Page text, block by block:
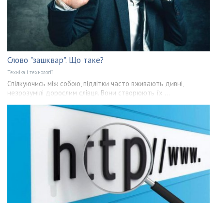
Слово "зашквар". Що таке?
Техніка і технології
Спілкуючись між собою, підлітки часто вживають дивні,
незрозумілі дорослим слівця. Вони створюють їх ...